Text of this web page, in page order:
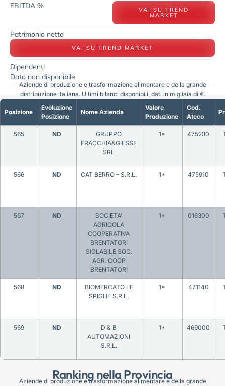
EBITDA % VAI SU TREND
MARKET
Patrimonio netto
VAI SU TREND MARKET
Dipendenti
Dato non disponibile
Ranking nella Provincia
Posizione
Evoluzione
Posizione
Nome Azienda
Valore
Produzione
Cod.
Ateco
565 ND
GRUPPO
FRACCHIA&GIESSE
SRL
1* 475230
566 ND CAT BERRO – S.R.L. 1* 475910
567 ND
SOCIETA’
AGRICOLA
COOPERATIVA
BRENTATORI
SIGLABILE SOC.
AGR. COOP
BRENTATORI
1* 016300
568 ND
BIOMERCATO LE
SPIGHE S.R.L.
1* 471140
569 ND
D & B
AUTOMAZIONI
S.R.L.
1* 469000
Aziende di produzione e trasformazione alimentare e della grande
distribuzione italiana. Ultimi bilanci disponibili, dati in migliaia di €.
Aziende di produzione e trasformazione alimentare e della grande